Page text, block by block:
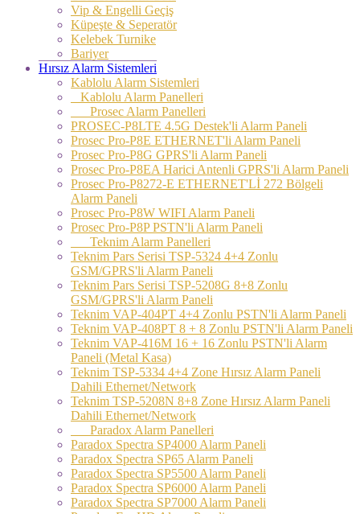
Vip & Engelli Geçiş
Küpeşte & Seperatör
Kelebek Turnike
Bariyer
Hırsız Alarm Sistemleri
Kablolu Alarm Sistemleri
Kablolu Alarm Panelleri
Prosec Alarm Panelleri
PROSEC-P8LTE 4.5G Destek'li Alarm Paneli
Prosec Pro-P8E ETHERNET'li Alarm Paneli
Prosec Pro-P8G GPRS'li Alarm Paneli
Prosec Pro-P8EA Harici Antenli GPRS'li Alarm Paneli
Prosec Pro-P8272-E ETHERNET'Lİ 272 Bölgeli
Alarm Paneli
Prosec Pro-P8W WIFI Alarm Paneli
Prosec Pro-P8P PSTN'li Alarm Paneli
Teknim Alarm Panelleri
Teknim Pars Serisi TSP-5324 4+4 Zonlu
GSM/GPRS'li Alarm Paneli
Teknim Pars Serisi TSP-5208G 8+8 Zonlu
GSM/GPRS'li Alarm Paneli
Teknim VAP-404PT 4+4 Zonlu PSTN'li Alarm Paneli
Teknim VAP-408PT 8 + 8 Zonlu PSTN'li Alarm Paneli
Teknim VAP-416M 16 + 16 Zonlu PSTN'li Alarm
Paneli (Metal Kasa)
Teknim TSP-5334 4+4 Zone Hırsız Alarm Paneli
Dahili Ethernet/Network
Teknim TSP-5208N 8+8 Zone Hırsız Alarm Paneli
Dahili Ethernet/Network
Paradox Alarm Panelleri
Paradox Spectra SP4000 Alarm Paneli
Paradox Spectra SP65 Alarm Paneli
Paradox Spectra SP5500 Alarm Paneli
Paradox Spectra SP6000 Alarm Paneli
Paradox Spectra SP7000 Alarm Paneli